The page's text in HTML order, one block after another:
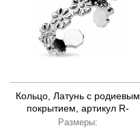
Кольцо, Латунь с родиевым
покрытием, артикул R-
A16509
Размеры: